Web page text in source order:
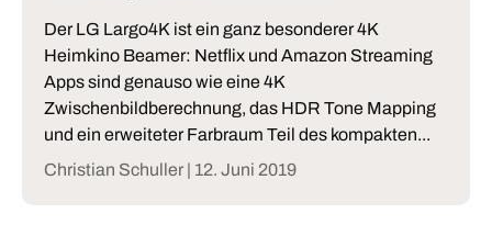
Der LG Largo4K ist ein ganz besonderer 4K
Heimkino Beamer: Netflix und Amazon Streaming
Apps sind genauso wie eine 4K
Zwischenbildberechnung, das HDR Tone Mapping
und ein erweiteter Farbraum Teil des kompakten...
Christian Schuller | 12. Juni 2019